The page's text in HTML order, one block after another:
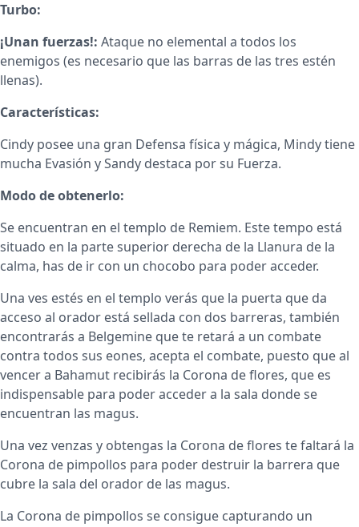
Turbo:
¡Unan fuerzas!: Ataque no elemental a todos los
enemigos (es necesario que las barras de las tres estén
llenas).
Características:
Cindy posee una gran Defensa física y mágica, Mindy tiene
mucha Evasión y Sandy destaca por su Fuerza.
Modo de obtenerlo:
Se encuentran en el templo de Remiem. Este tempo está
situado en la parte superior derecha de la Llanura de la
calma, has de ir con un chocobo para poder acceder.
Una ves estés en el templo verás que la puerta que da
acceso al orador está sellada con dos barreras, también
encontrarás a Belgemine que te retará a un combate
contra todos sus eones, acepta el combate, puesto que al
vencer a Bahamut recibirás la Corona de flores, que es
indispensable para poder acceder a la sala donde se
encuentran las magus.
Una vez venzas y obtengas la Corona de flores te faltará la
Corona de pimpollos para poder destruir la barrera que
cubre la sala del orador de las magus.
La Corona de pimpollos se consigue capturando un